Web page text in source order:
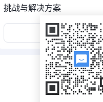
挑战与解决方案
展开更多